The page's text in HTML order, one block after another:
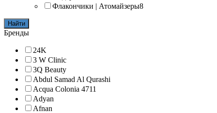
Флакончики | Атомайзеры8
Найти
Бренды
24K
3 W Clinic
3Q Beauty
Abdul Samad Al Qurashi
Acqua Colonia 4711
Adyan
Afnan